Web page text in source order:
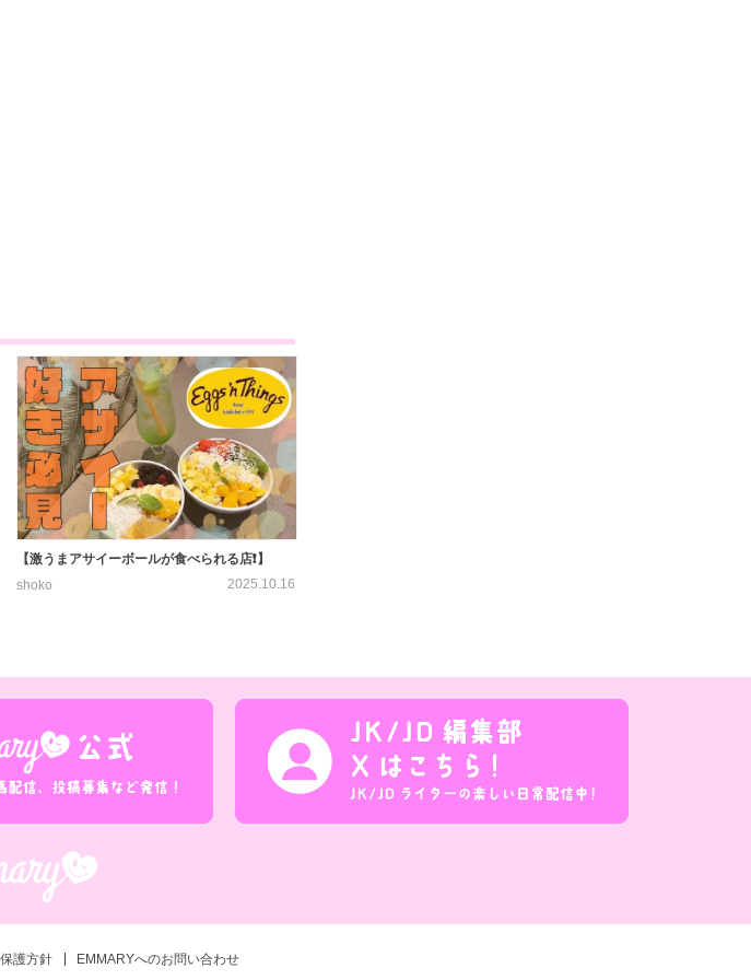
【激うまアサイーボールが食べられる店❗️】
shoko
2025.10.16
護方針 EMMARYへのお問い合わせ